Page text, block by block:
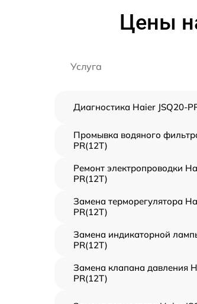
Цены
Услуга
Диагностика Haier JSQ20-
Промывка водяного
PR(12T)
Ремонт электропроводки
PR(12T)
Замена терморегулятора
PR(12T)
Замена индикаторной
PR(12T)
Замена клапана давления
PR(12T)